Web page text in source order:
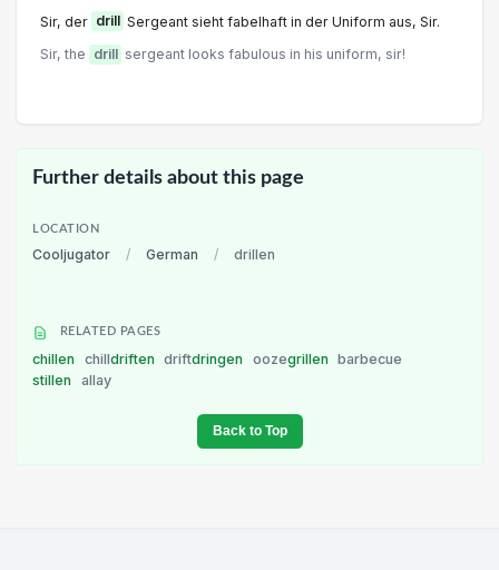
Sir, der drill
Sergeant sieht fabelhaft in der Uniform aus, Sir.
Sir, the drill sergeant looks fabulous in his uniform, sir!
Further details about this page
LOCATION
Cooljugator / German / drillen
RELATED PAGES
chillen chilldriften driftdringen oozegrillen
barbecue
stillen
allay
Back to Top